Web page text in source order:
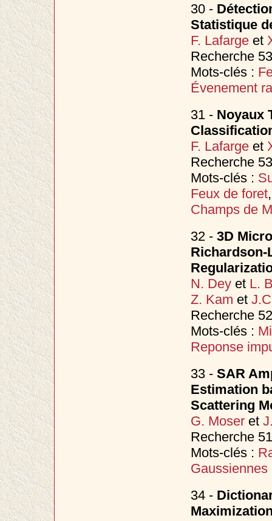
30 -
Statistique
F. Lafargeet
Recherche
Mots-clés :
Évenement
31 - Noyaux
F. Lafargeet
Recherche
Mots-clés :
Feux de foret
Champs de
32 - 3D
Richardson-
N. Deyet L.
Z. Kam et
Recherche
Mots-clés :
Reponse
33 - SAR
Estimation
Scattering
G. Moseret
Recherche
Mots-clés :
34 -